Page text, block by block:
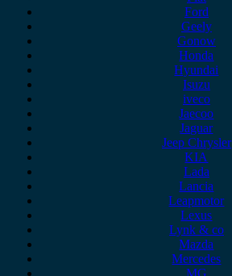
Ford
Geely
Gonow
Honda
Hyundai
Isuzu
iveco
Jaecoo
Jaguar
Jeep Chrysler
KIA
Lada
Lancia
Leapmotor
Lexus
Lynk & co
Mazda
Mercedes
MG